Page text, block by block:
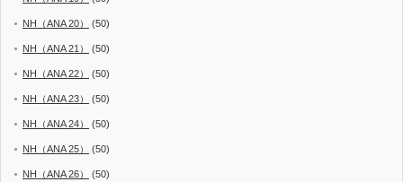
NH（ANA 20） (50)
NH（ANA 21） (50)
NH（ANA 22） (50)
NH（ANA 23） (50)
NH（ANA 24） (50)
NH（ANA 25） (50)
NH（ANA 26） (50)